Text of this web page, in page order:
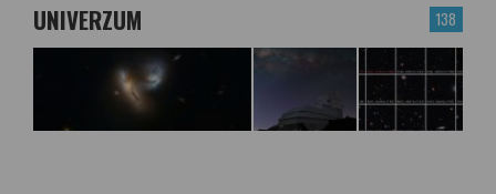
138
UNIVERZUM